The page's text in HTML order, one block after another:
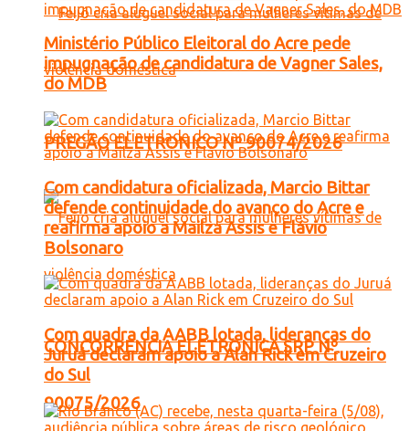
PREGÃO ELETRONICO Nº 90074/2026
CONCORRENCIA ELETRONICA SRP Nº
90075/2026
Ministério Público Eleitoral do Acre pede
impugnação de candidatura de Vagner Sales,
do MDB
Com candidatura oficializada, Marcio Bittar
defende continuidade do avanço do Acre e
reafirma apoio a Mailza Assis e Flávio
Bolsonaro
Com quadra da AABB lotada, lideranças do
Juruá declaram apoio a Alan Rick em Cruzeiro
do Sul